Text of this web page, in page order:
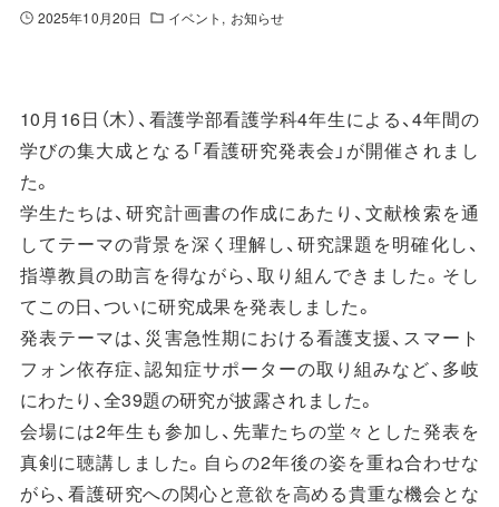
2025年10月20日 イベント お知らせ
10月16日（木）、看護学部看護学科4年生による、4年間の
学びの集大成となる「看護研究発表会」が開催されまし
た。
学生たちは、研究計画書の作成にあたり、文献検索を通
してテーマの背景を深く理解し、研究課題を明確化し、
指導教員の助言を得ながら、取り組んできました。そし
てこの日、ついに研究成果を発表しました。
発表テーマは、災害急性期における看護支援、スマート
フォン依存症、認知症サポーターの取り組みなど、多岐
にわたり、全39題の研究が披露されました。
会場には2年生も参加し、先輩たちの堂々とした発表を
真剣に聴講しました。自らの2年後の姿を重ね合わせな
がら、看護研究への関心と意欲を高める貴重な機会とな